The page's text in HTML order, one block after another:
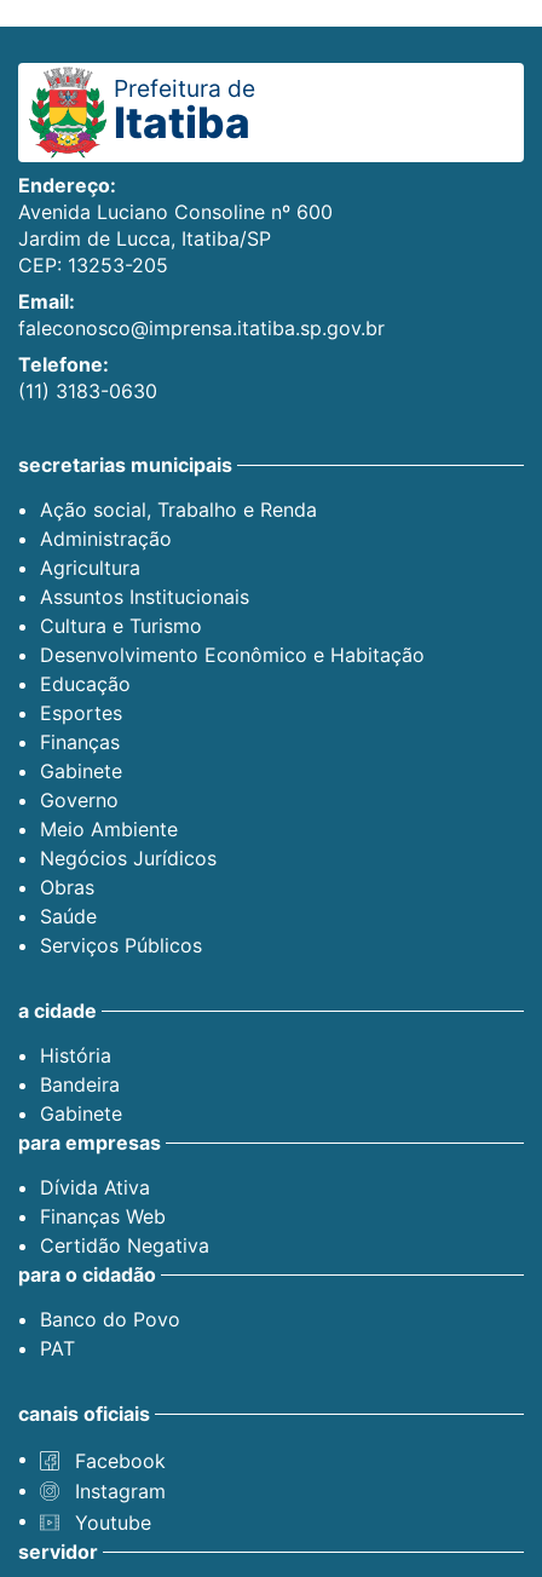
Prefeitura de
Itatiba
Endereço:
Avenida Luciano Consoline nº 600
Jardim de Lucca, Itatiba/SP
CEP: 13253-205
Email:
faleconosco@imprensa.itatiba.sp.gov.br
Telefone:
(11) 3183-0630
secretarias municipais
Ação social, Trabalho e Renda
Administração
Agricultura
Assuntos Institucionais
Cultura e Turismo
Desenvolvimento Econômico e Habitação
Educação
Esportes
Finanças
Gabinete
Governo
Meio Ambiente
Negócios Jurídicos
Obras
Saúde
Serviços Públicos
a cidade
História
Bandeira
Gabinete
para empresas
Dívida Ativa
Finanças Web
Certidão Negativa
para o cidadão
Banco do Povo
PAT
canais oficiais
Facebook
Instagram
Youtube
servidor